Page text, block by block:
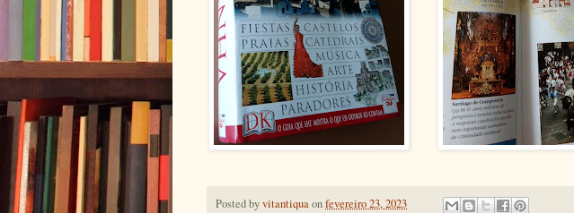
Posted byvitantiquaonfevereiro 23, 2023